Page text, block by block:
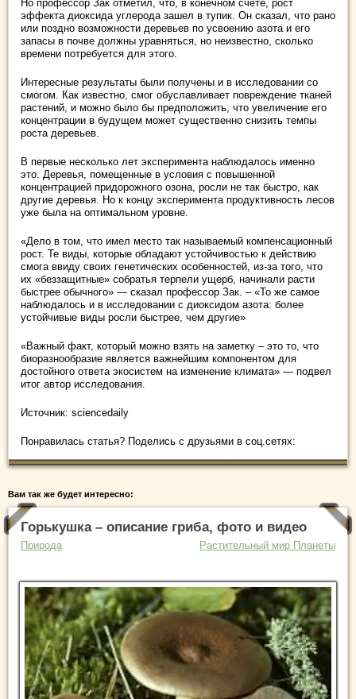
Но профессор Зак отметил, что, в конечном счете, рост
эффекта диоксида углерода зашел в тупик. Он сказал, что рано
или поздно возможности деревьев по усвоению азота и его
запасы в почве должны уравняться, но неизвестно, сколько
времени потребуется для этого.
Интересные результаты были получены и в исследовании со
смогом. Как известно, смог обуславливает повреждение тканей
растений, и можно было бы предположить, что увеличение его
концентрации в будущем может существенно снизить темпы
роста деревьев.
В первые несколько лет эксперимента наблюдалось именно
это. Деревья, помещенные в условия с повышенной
концентрацией придорожного озона, росли не так быстро, как
другие деревья. Но к концу эксперимента продуктивность лесов
уже была на оптимальном уровне.
«Дело в том, что имел место так называемый компенсационный
рост. Те виды, которые обладают устойчивостью к действию
смога ввиду своих генетических особенностей, из-за того, что
их «беззащитные» собратья терпели ущерб, начинали расти
быстрее обычного» — сказал профессор Зак. – «То же самое
наблюдалось и в исследовании с диоксидом азота: более
устойчивые виды росли быстрее, чем другие»
«Важный факт, который можно взять на заметку – это то, что
биоразнообразие является важнейшим компонентом для
достойного ответа экосистем на изменение климата» — подвел
итог автор исследования.
Источник: sciencedaily
Понравилась статья? Поделись с друзьями в соц.сетях:
Вам так же будет интересно:
Горькушка – описание гриба, фото и видео
Природа Растительный мир Планеты